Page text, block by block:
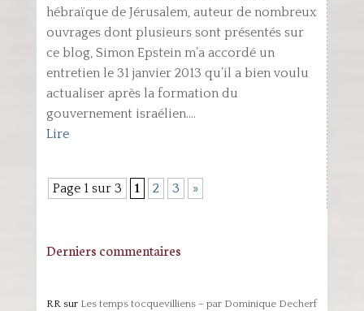
hébraïque de Jérusalem, auteur de nombreux
ouvrages dont plusieurs sont présentés sur
ce blog, Simon Epstein m’a accordé un
entretien le 31 janvier 2013 qu’il a bien voulu
actualiser après la formation du
gouvernement israélien....
Lire
Page 1 sur 3 1 2 3 »
Derniers commentaires
RRsur Les temps tocquevilliens – par Dominique Decherf